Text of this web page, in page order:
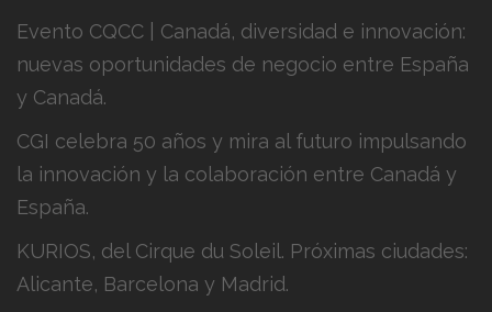
Evento CQCC | Canadá, diversidad e innovación:
nuevas oportunidades de negocio entre España
y Canadá.
CGI celebra 50 años y mira al futuro impulsando
la innovación y la colaboración entre Canadá y
España.
KURIOS, del Cirque du Soleil. Próximas ciudades:
Alicante, Barcelona y Madrid.